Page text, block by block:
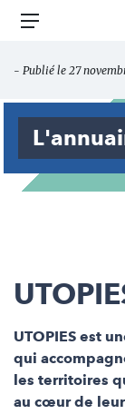
Aller
principal
Menu
- Publié le 27
UTOPIES est
qui
les territoires
au cœur de